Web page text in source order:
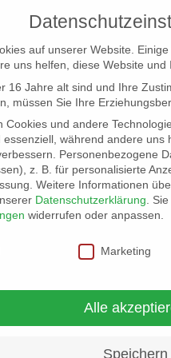
LOCATION SCOUT ELB-
auf unserer Website.
uns helfen, diese Website und
16 Jahre alt sind und Ihre
müssen Sie Ihre
Cookies und andere
essenziell, während andere uns
Personenbezogene
z. B. für personalisierte
Weitere Informationen
Datenschutzerklärung
widerrufen oder anpassen.
Marketing
Alle
Speichern